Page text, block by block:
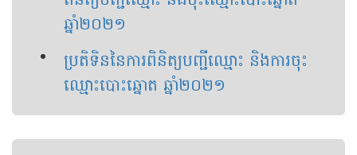
ឆ្នាំ២០២១
ប្រតិទិននៃការពិនិត្យបញ្ជីឈ្មោះ និងការចុះ
ឈ្មោះបោះឆ្នោត ឆ្នាំ២០២១